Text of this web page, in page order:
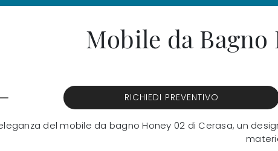
Mobile da Bagno
RICHIEDI PREVENTIVO
del mobile da bagno Honey 02 di Cerasa, un